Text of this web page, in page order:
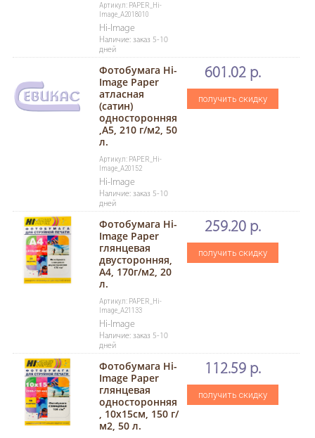
Артикул: PAPER_Hi-
Image_A2018010
Hi-Image
Наличие: заказ 5-10
дней
Фотобумага Hi-
Image Paper
атласная
(сатин)
односторонняя
,A5, 210 г/м2, 50
л.
Артикул: PAPER_Hi-
Image_A20152
Hi-Image
Наличие: заказ 5-10
дней
601.02 р.
получить скидку
Фотобумага Hi-
Image Paper
глянцевая
двусторонняя,
A4, 170г/м2, 20
л.
Артикул: PAPER_Hi-
Image_A21133
Hi-Image
Наличие: заказ 5-10
дней
259.20 р.
получить скидку
Фотобумага Hi-
Image Paper
глянцевая
односторонняя
, 10x15см, 150 г/
м2, 50 л.
112.59 р.
получить скидку